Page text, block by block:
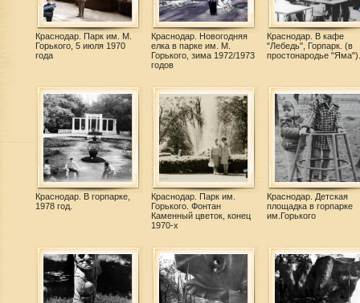
Краснодар. Парк им. М.
Горького, 5 июля 1970
года
Краснодар. Новогодняя
елка в парке им. М.
Горького, зима 1972/1973
годов
Краснодар. В кафе
"Лебедь", Горпарк. (в
простонародье "Яма").
Краснодар. В горпарке,
1978 год.
Краснодар. Парк им.
Горького. Фонтан
Каменный цветок, конец
1970-х
Краснодар. Детская
площадка в горпарке
им.Горького